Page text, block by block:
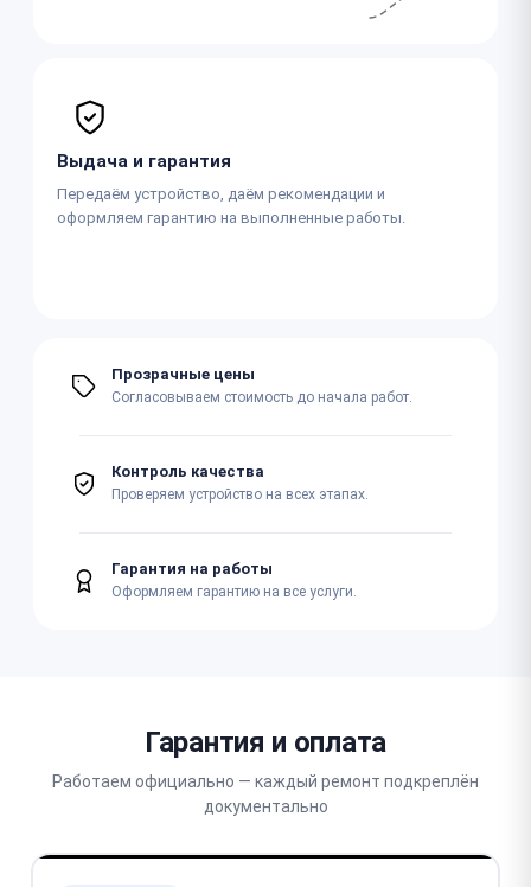
Выдача и гарантия
Передаём устройство, даём рекомендации и
оформляем гарантию на выполненные работы.
Прозрачные цены
Согласовываем стоимость до начала работ.
Контроль качества
Проверяем устройство на всех этапах.
Гарантия на работы
Оформляем гарантию на все услуги.
Гарантия и оплата
Работаем официально — каждый ремонт подкреплён
документально